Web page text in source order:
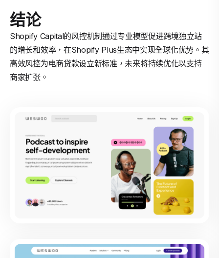
结论
Shopify Capital的风控机制通过专业模型促进跨境独立站
的增长和效率，在Shopify Plus生态中实现全球化优势。其
高效风控为电商贷款设立新标准，未来将持续优化以支持
商家扩张。